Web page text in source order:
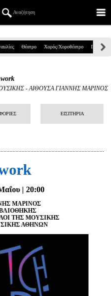
Αναζήτηση
Αθήνα
Θέατρο Χορός/Χοροθέατρο Παιδικά
-ΑΙΘΟΥΣΑ ΓΙΑΝΝΗΣ ΜΑΡΙΝΟΣ
ΕΙΣΙΤΗΡΙΑ
| 20:00
ΜΑΡΙΝΟΣ
ΤΗΣ ΜΟΥΣΙΚΗΣ
ΑΘΗΝΩΝ